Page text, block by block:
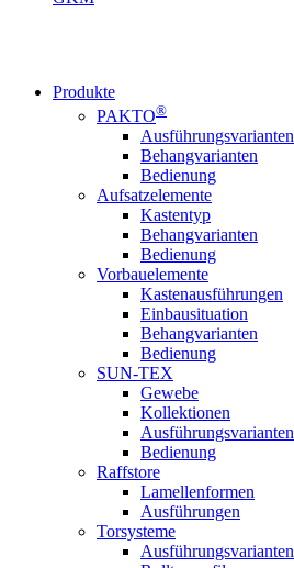
Produkte
PAKTO®
Ausführungsvarianten
Behangvarianten
Bedienung
Aufsatzelemente
Kastentyp
Behangvarianten
Bedienung
Vorbauelemente
Kastenausführungen
Einbausituation
Behangvarianten
Bedienung
SUN-TEX
Gewebe
Kollektionen
Ausführungsvarianten
Bedienung
Raffstore
Lamellenformen
Ausführungen
Torsysteme
Ausführungsvarianten